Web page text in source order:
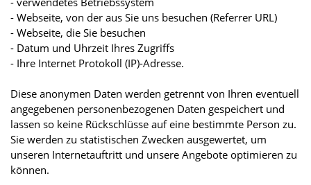
- Webseite, von der aus Sie uns besuchen (Referrer URL)
- Webseite, die Sie besuchen
- Datum und Uhrzeit Ihres Zugriffs
- Ihre Internet Protokoll (IP)-Adresse.
Diese anonymen Daten werden getrennt von Ihren eventuell
angegebenen personenbezogenen Daten gespeichert und
lassen so keine Rückschlüsse auf eine bestimmte Person zu.
Sie werden zu statistischen Zwecken ausgewertet, um
unseren Internetauftritt und unsere Angebote optimieren zu
können.